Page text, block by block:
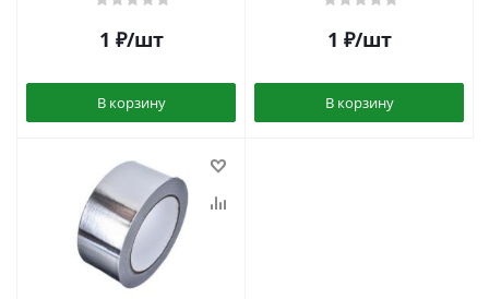
1 ₽/шт
В корзину
1 ₽/шт
В корзину